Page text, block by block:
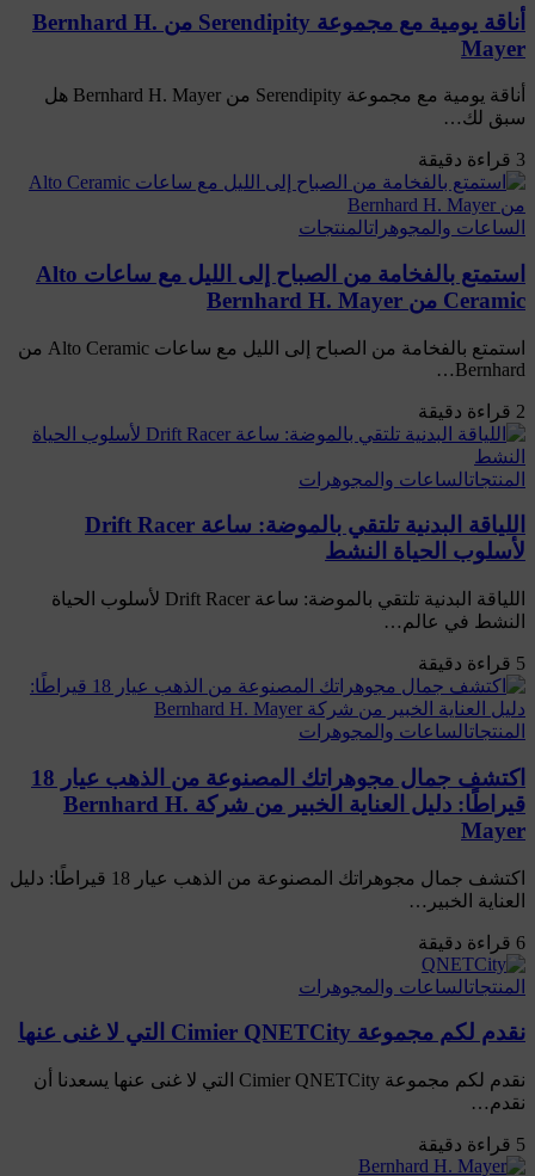
أناقة يومية مع مجموعة Serendipity من Bernhard H.
Mayer
أناقة يومية مع مجموعة Serendipity من Bernhard H. Mayer هل
سبق لك…
3 قراءة دقيقة
الساعات والمجوهراتالمنتجات
استمتع بالفخامة من الصباح إلى الليل مع ساعات Alto
Ceramic من Bernhard H. Mayer
استمتع بالفخامة من الصباح إلى الليل مع ساعات Alto Ceramic من
Bernhard…
2 قراءة دقيقة
المنتجاتالساعات والمجوهرات
اللياقة البدنية تلتقي بالموضة: ساعة Drift Racer
لأسلوب الحياة النشط
اللياقة البدنية تلتقي بالموضة: ساعة Drift Racer لأسلوب الحياة
النشط في عالم…
5 قراءة دقيقة
المنتجاتالساعات والمجوهرات
اكتشف جمال مجوهراتك المصنوعة من الذهب عيار 18
قيراطًا: دليل العناية الخبير من شركة Bernhard H.
Mayer
اكتشف جمال مجوهراتك المصنوعة من الذهب عيار 18 قيراطًا: دليل
العناية الخبير…
6 قراءة دقيقة
المنتجاتالساعات والمجوهرات
نقدم لكم مجموعة Cimier QNETCity التي لا غنى عنها
نقدم لكم مجموعة Cimier QNETCity التي لا غنى عنها يسعدنا أن
نقدم…
5 قراءة دقيقة